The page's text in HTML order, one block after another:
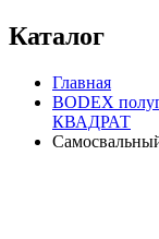
Каталог
Главная
BODEX
КВАДРАТ